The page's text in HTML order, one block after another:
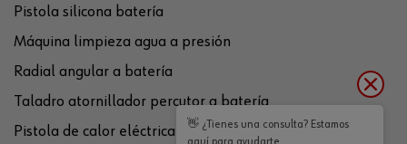
Pistola silicona batería
Máquina limpieza agua a presión
Radial angular a batería
Taladro atornillador percutor a batería
Pistola de calor eléctrica
👋 ¿Tienes una consulta? Estamos